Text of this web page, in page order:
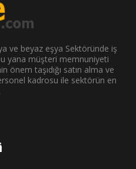
ve beyaz eşya Sektöründe iş
yana müşteri memnuniyeti
önem taşıdığı satın alma ve
kadrosu ile sektörün en